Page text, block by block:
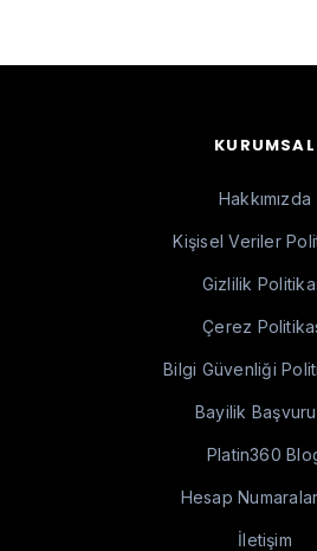
KURUMSAL
Hakkımızda
Kişisel Veriler
Gizlilik
Çerez
Bilgi Güvenliği
Bayilik
Platin360
Hesap
İletişim